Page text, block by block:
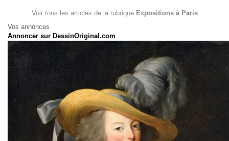
Voir tous les articles de la rubrique Expositions à Paris
Vos annonces
Annoncer sur DessinOriginal.com